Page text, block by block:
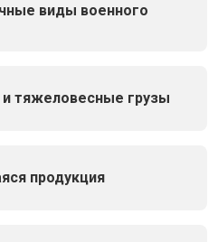
виды военного
тяжеловесные грузы
продукция